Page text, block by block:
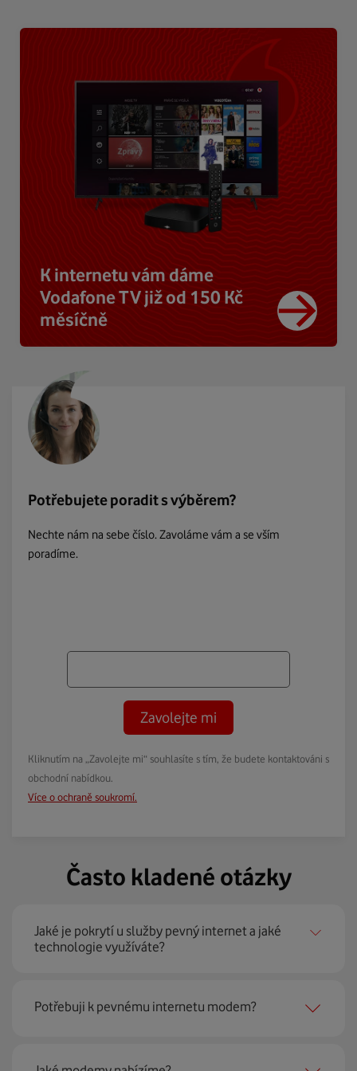
K internetu vám dáme
Vodafone TV již od 150 Kč
měsíčně
Potřebujete poradit s výběrem?
Nechte nám na sebe číslo. Zavoláme vám a se vším
poradíme.
Zavolejte mi
Kliknutím na „Zavolejte mi“ souhlasíte s tím, že budete kontaktováni s
obchodní nabídkou.
Více o ochraně soukromí.
Často kladené otázky
Jaké je pokrytí u služby pevný internet a jaké
technologie využíváte?
Pevný internet můžeme nabídnout
domácností
Potřebuji k pevnému internetu modem?
Ano, potřebujete. Rádi vám ho poskytneme na splátky. U